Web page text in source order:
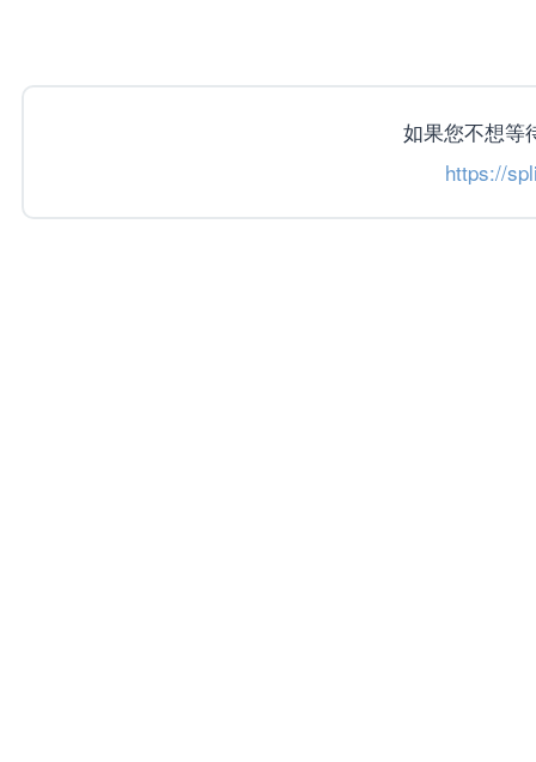
如果您不想等
https://